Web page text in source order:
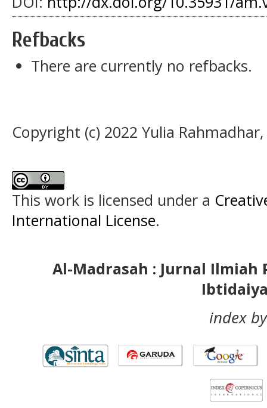
Refbacks
There are currently no refbacks.
Copyright (c) 2022 Yulia
This work is licensed under a
International License.
Al-Madrasah : Jurnal Ilmiah
index